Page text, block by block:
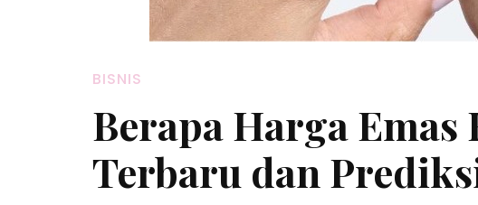
BISNIS
Berapa Harga
Terbaru dan